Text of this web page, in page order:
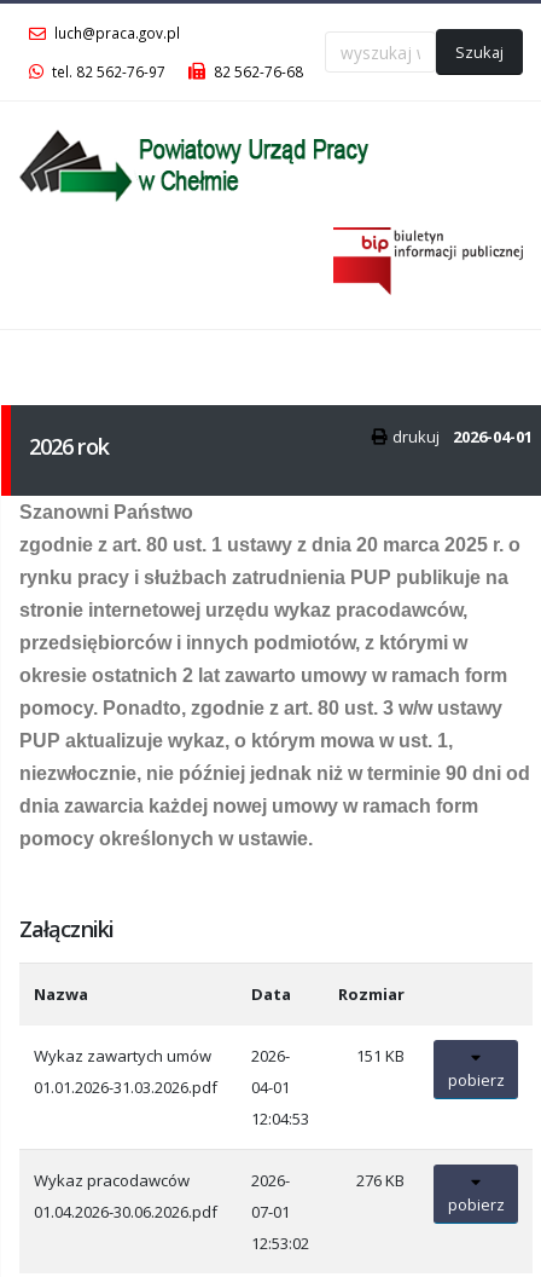
luch@praca.gov.pl
tel. 82 562-76-97
82 562-76-68
Szukaj
drukuj 2026-04-01
2026 rok
Szanowni Państwo
zgodnie z art. 80 ust. 1 ustawy z dnia 20 marca 2025 r. o
rynku pracy i służbach zatrudnienia PUP publikuje na
stronie internetowej urzędu wykaz pracodawców,
przedsiębiorców i innych podmiotów, z którymi w
okresie ostatnich 2 lat zawarto umowy w ramach form
pomocy. Ponadto, zgodnie z art. 80 ust. 3 w/w ustawy
PUP aktualizuje wykaz, o którym mowa w ust. 1,
niezwłocznie, nie później jednak niż w terminie 90 dni od
dnia zawarcia każdej nowej umowy w ramach form
pomocy określonych w ustawie.
Załączniki
Nazwa Data Rozmiar
Wykaz zawartych umów
01.01.2026-31.03.2026.pdf
2026-
04-01
12:04:53
151 KB
pobierz
Wykaz pracodawców
01.04.2026-30.06.2026.pdf
2026-
07-01
12:53:02
276 KB
pobierz